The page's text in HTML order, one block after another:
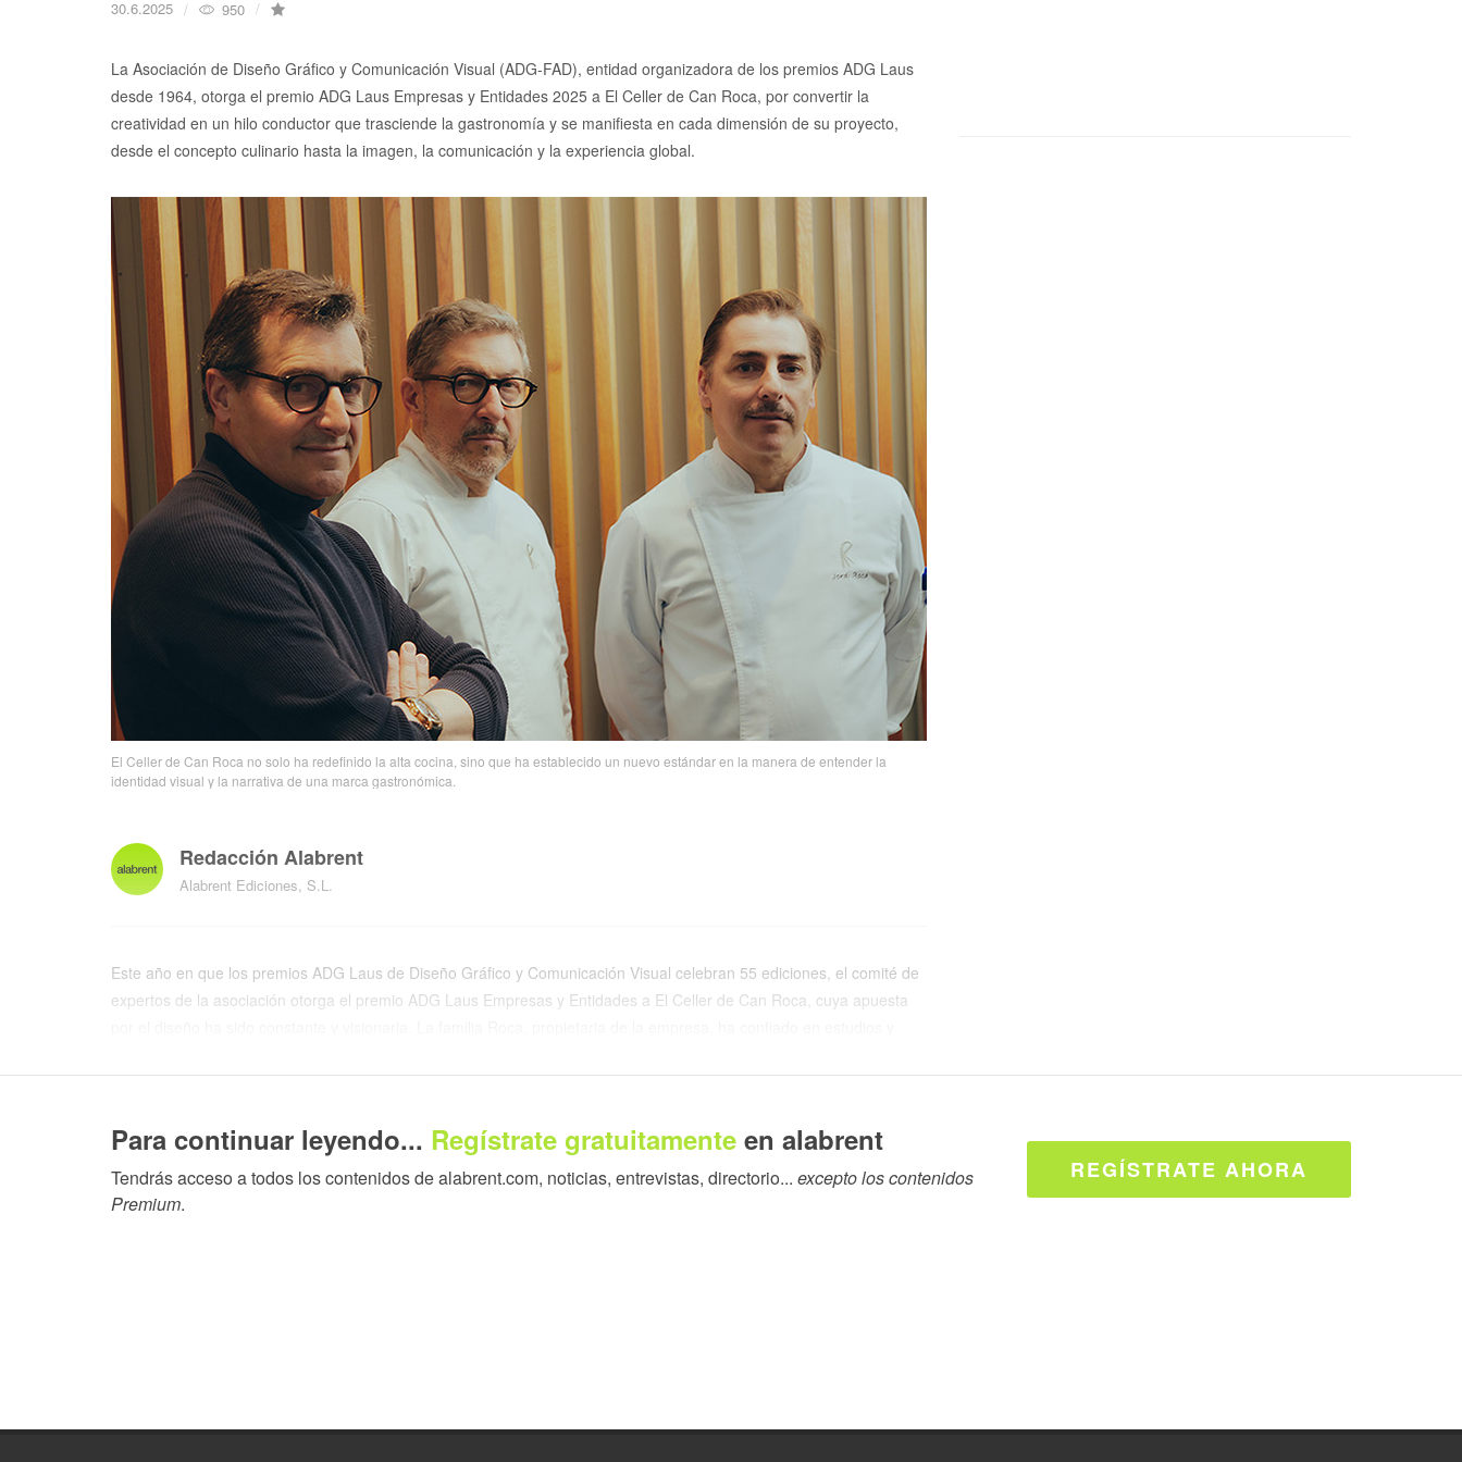
30.6.2025 950
La Asociación de Diseño Gráfico y Comunicación Visual (ADG-FAD), entidad organizadora de los premios ADG Laus
desde 1964, otorga el premio ADG Laus Empresas y Entidades 2025 a El Celler de Can Roca, por convertir la
creatividad en un hilo conductor que trasciende la gastronomía y se manifiesta en cada dimensión de su proyecto,
desde el concepto culinario hasta la imagen, la comunicación y la experiencia global.
El Celler de Can Roca no solo ha redefinido la alta cocina, sino que ha establecido un nuevo estándar en la manera de entender la
identidad visual y la narrativa de una marca gastronómica.
Redacción Alabrent
Alabrent Ediciones, S.L.
Este año en que los premios ADG Laus de Diseño Gráfico y Comunicación Visual celebran 55 ediciones, el comité de
expertos de la asociación otorga el premio ADG Laus Empresas y Entidades a El Celler de Can Roca, cuya apuesta
de conectar con un público amplio y diverso. Su lenguaje gráfico, cercano y accesible, transmite la excelencia sin
Desde sus inicios, mucho antes de consolidarse como un nombre de referencia mundial, El Celler de Can Roca ha
entendido el diseño como una herramienta estratégica y emocional. Por ello, ha integrado el diseño en todas sus
expresiones –del packaging al interiorismo, de la comunicación a la identidad corporativa– demostrando que
Premio ADG Laus de Honor
Para continuar leyendo... Regístrate gratuitamente en alabrent
Tendrás acceso a todos los contenidos de alabrent.com, noticias, entrevistas, directorio... excepto los contenidos
Premium.
REGÍSTRATE AHORA